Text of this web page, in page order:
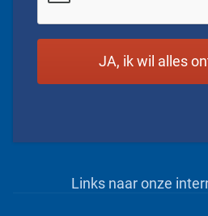
Links naar onze